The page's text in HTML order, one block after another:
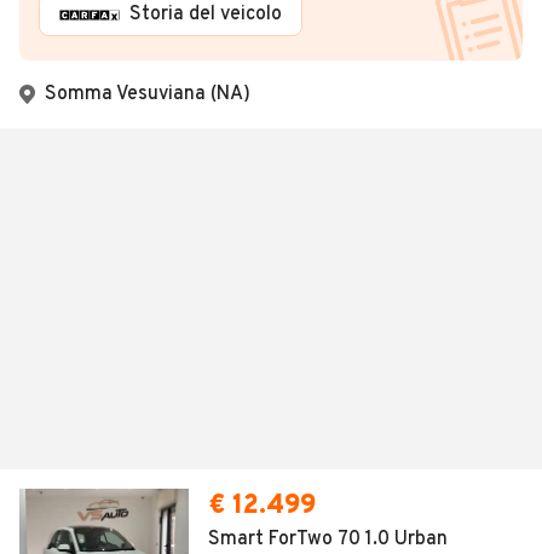
Storia del veicolo
Somma Vesuviana (NA)
€ 12.499
Smart ForTwo 70 1.0 Urban